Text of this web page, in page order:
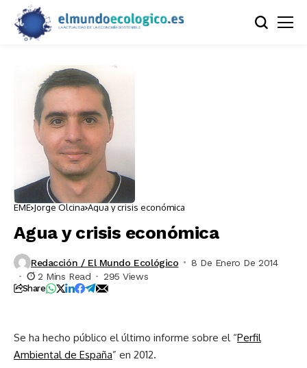
EME Jorge Olcina Agua y crisis económica
Agua y crisis económica
Redacción / El Mundo Ecológico
8 De Enero De 2014
2 Mins Read
295 Views
Share
Se ha hecho público el último informe sobre el “Perfil
Ambiental de España” en 2012.